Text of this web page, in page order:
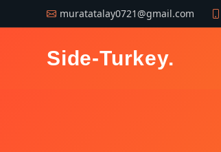
muratatalay0721@gmail.com
Side-Turkey.